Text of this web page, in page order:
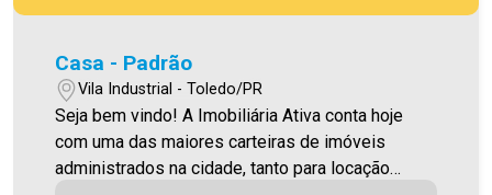
Casa - Padrão
Vila Industrial - Toledo/PR
Seja bem vindo! A Imobiliária Ativa conta hoje
com uma das maiores carteiras de imóveis
administrados na cidade, tanto para locação